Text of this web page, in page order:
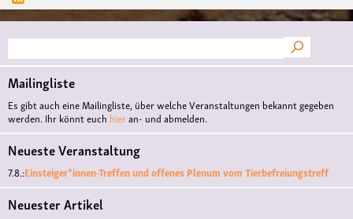
Suche
Mailingliste
Es gibt auch eine Mailingliste, über welche Veranstaltungen bekannt gegeben
werden. Ihr könnt euch hieran- und abmelden.
Neueste Veranstaltung
7.8.:Einsteiger*innen-Treffen und offenes Plenum vom Tierbefreiungstreff
Neuester Artikel